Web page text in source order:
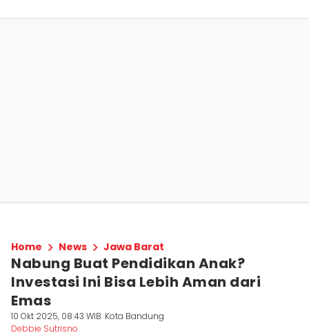
Home News Jawa Barat
Nabung Buat Pendidikan Anak?
Investasi Ini Bisa Lebih Aman dari
Emas
10 Okt 2025, 08:43 WIB Kota Bandung
Debbie Sutrisno